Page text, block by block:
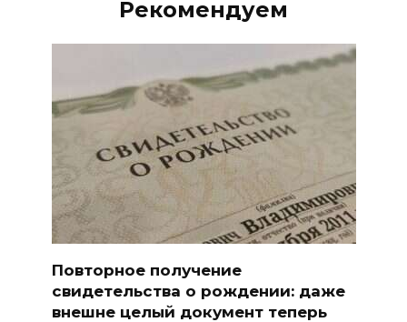
Рекомендуем
Повторное получение
свидетельства о рождении: даже
внешне целый документ теперь